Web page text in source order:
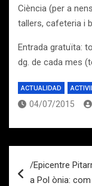
Ciència (per a
tallers, cafeteria i
Entrada gratuïta:
dg. de cada mes
ACTUALIDAD
04/07/2015
de
/Epicentre
a Pol ònia: